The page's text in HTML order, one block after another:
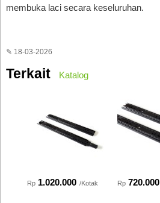
membuka laci secara keseluruhan.
✎ 18-03-2026
Terkait Katalog
Rp 1.020.000 /Kotak Rp 720.000